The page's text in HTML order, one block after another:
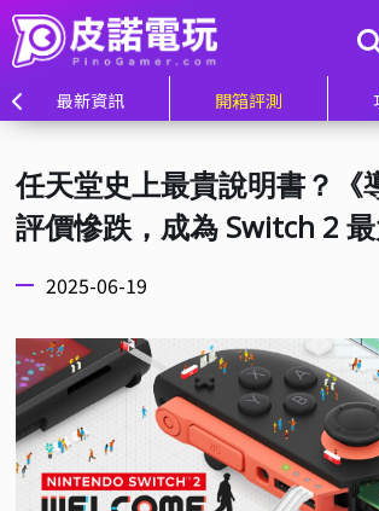
最新資訊 開箱評測
任天堂史上最貴說明書？《
評價慘跌，成為 Switch 2 最
2025-06-19